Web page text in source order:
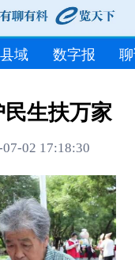
县域 数字报
生扶万家
02 17:18:30